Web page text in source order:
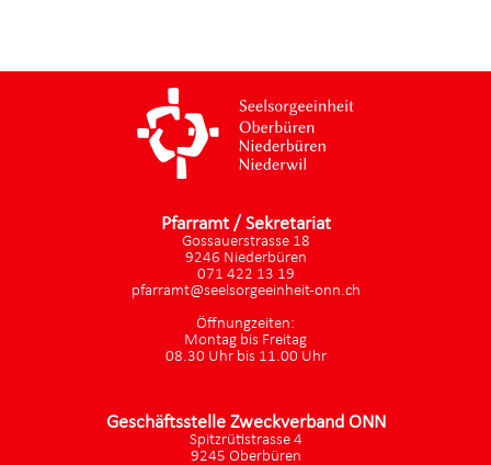
Pfarramt / Sekretariat
Gossauerstrasse 18
9246 Niederbüren
071 422 13 19
pfarramt@seelsorgeeinheit-onn.ch
Öffnungzeiten:
Montag bis Freitag
08.30 Uhr bis 11.00 Uhr
Geschäftsstelle Zweckverband ONN
Spitzrütistrasse 4
9245 Oberbüren